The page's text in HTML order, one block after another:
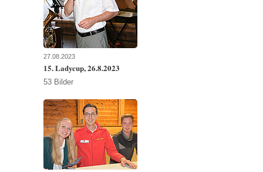
27.08.2023
15. Ladycup, 26.8.2023
53 Bilder